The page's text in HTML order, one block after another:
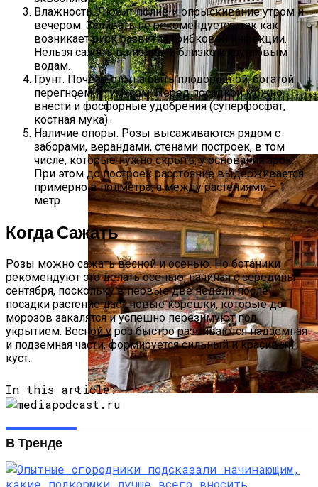
Дом В Викторианском Стиле: История,
Особенности И Типы Сооружений
Русский Стиль: Архитектура, Интерьер
И Другие Особенности Этого
Влажность. Любит полив и опрыскивание утром и
вечером. Заливать не рекомендуется, так как
возникает риск развития грибковой инфекции.
Нельзя сажать в низины и близко к грунтовым
водам.
Грунт. Почва должна быть плодородной, богатой
перегноем и гумусом. Перед посадкой можно
внести и фосфорные удобрения (суперфосфат,
костная мука).
Наличие опоры. Розы высаживаются рядом с
заборами, верандами, стенами построек, в том
числе, которые нужно скрыть, у основания арок.
При этом до построек расстояние выдерживается
примерно в полметра, а между растениями – 1
метр.
Когда Сажать
Розы можно сажать весной и осенью. Но ботаники
рекомендуют это делать осенью, начиная с середины
сентября, поскольку в первые две недели после
посадки растение даст новые корешки, которые до
морозов закалятся и успешно перезимуют под
укрытием. Весной у роз быстро развиваются надземная
и подземная части, формируется сильный и красивый
куст.
In this article:
В Тренде